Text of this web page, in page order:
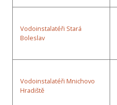
Vodoinstalatéři Stará
Boleslav
Vodoinstalatéři Mnichovo
Hradiště